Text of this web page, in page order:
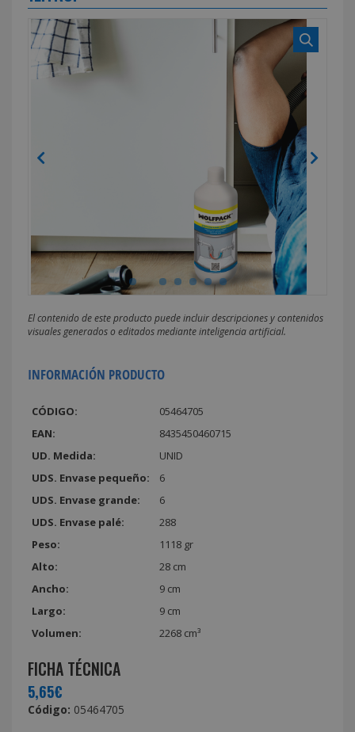
El contenido de este producto puede incluir descripciones y contenidos
visuales generados o editados mediante inteligencia artificial.
INFORMACIÓN PRODUCTO
CÓDIGO:
05464705
EAN:
8435450460715
UD. Medida:
UNID
UDS. Envase pequeño:
6
UDS. Envase grande:
6
UDS. Envase palé:
288
Peso:
1118 gr
Alto:
28 cm
Ancho:
9 cm
Largo:
9 cm
Volumen:
2268 cm³
FICHA TÉCNICA
5,65€
Código: 05464705